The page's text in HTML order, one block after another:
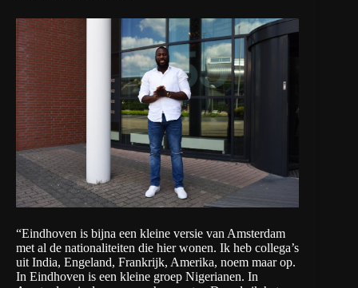
“Eindhoven is bijna een kleine versie van Amsterdam
met al de nationaliteiten die hier wonen. Ik heb collega’s
uit India, Engeland, Frankrijk, Amerika, noem maar op.
In Eindhoven is een kleine groep Nigerianen. In